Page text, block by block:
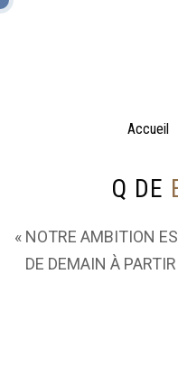
Accueil
Q DE
« NOTRE AMBITION
DE DEMAIN À